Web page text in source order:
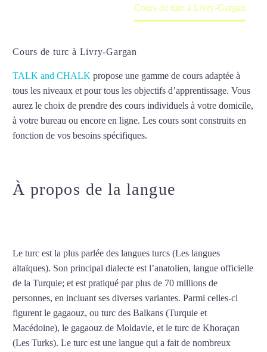
Cours de turc à Livry-Gargan
Cours de turc à Livry-Gargan
TALK and CHALK propose une gamme de cours adaptée à
tous les niveaux et pour tous les objectifs d’apprentissage. Vous
aurez le choix de prendre des cours individuels à votre domicile,
à votre bureau ou encore en ligne. Les cours sont construits en
fonction de vos besoins spécifiques.
À propos de la langue
Le turc est la plus parlée des langues turcs (Les langues
altaïques). Son principal dialecte est l’anatolien, langue officielle
de la Turquie; et est pratiqué par plus de 70 millions de
personnes, en incluant ses diverses variantes. Parmi celles-ci
figurent le gagaouz, ou turc des Balkans (Turquie et
Macédoine), le gagaouz de Moldavie, et le turc de Khoraçan
(Les Turks). Le turc est une langue qui a fait de nombreux